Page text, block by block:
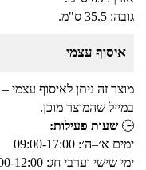
גובה: 35.5 ס"מ.
איסוף עצמי
מוצר זה ניתן לאיסוף עצמי –
במייל שהמוצר מוכן.
🕒 שעות פעילות:
ימים א׳–ה׳: 09:00-17:00
ימי שישי וערבי חג: 09:00-12:00